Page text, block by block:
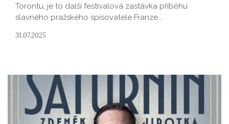
Torontu, je to další festivalová zastávka příběhu
slavného pražského spisovatele Franze...
31.07.2025